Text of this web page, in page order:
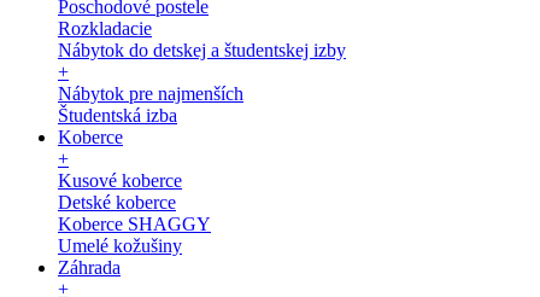
Poschodové postele
Rozkladacie
Nábytok do detskej a študentskej izby
+
Nábytok pre najmenších
Študentská izba
Koberce
+
Kusové koberce
Detské koberce
Koberce SHAGGY
Umelé kožušiny
Záhrada
+